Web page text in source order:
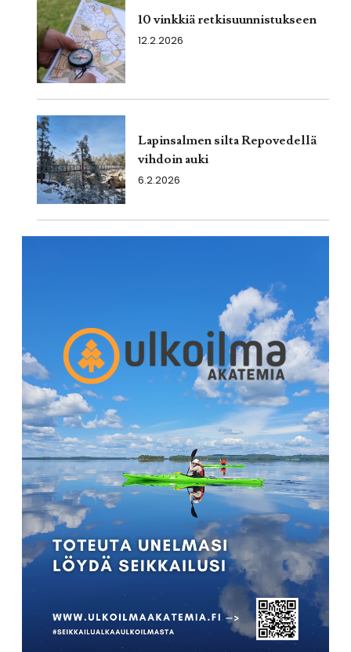
10 vinkkiä retkisuunnistukseen
12.2.2026
Lapinsalmen silta Repovedellä
vihdoin auki
6.2.2026